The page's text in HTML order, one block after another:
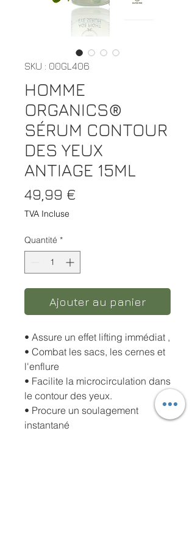
SKU : 00GL406
HOMME
ORGANICS®
SÉRUM CONTOUR
DES YEUX
ANTIAGE 15ML
49,99 €
TVA Incluse
Quantité *
Ajouter au panier
• Assure un effet lifting immédiat ,
• Combat les sacs, les cernes et
l'enflure
• Facilite la microcirculation dans
le contour des yeux.
• Procure un soulagement
instantané